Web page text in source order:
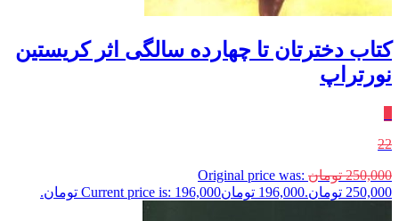
کتاب دخترتان تا چهارده سالگی اثر کریستین
نورتراپ
22
250,000 تومان Original price was:
250,000 تومان.
196,000 تومانCurrent price is: 196,000 تومان.